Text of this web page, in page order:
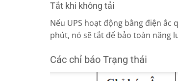
Tắt khi không tải
Nếu UPS hoạt động bằng điện
phút, nó sẽ tắt để bảo toàn năng
Các chỉ báo Trạng thái